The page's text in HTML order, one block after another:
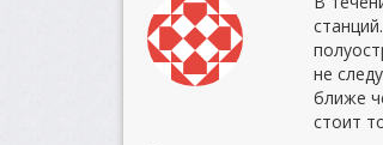
не
ближе
стоит